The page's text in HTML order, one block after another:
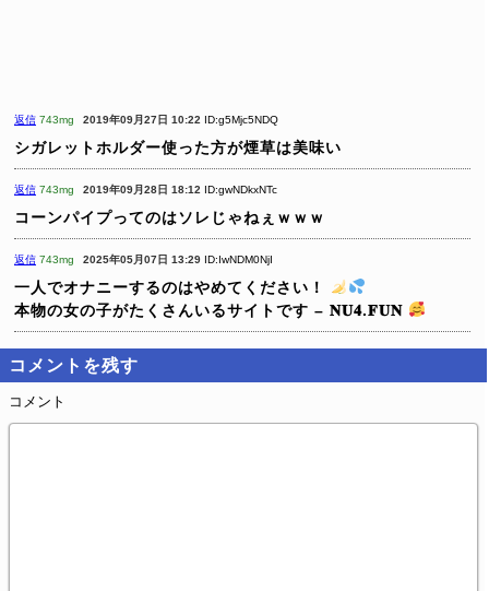
返信 743mg 2019年09月27日 10:22 ID:g5Mjc5NDQ
シガレットホルダー使った方が煙草は美味い
返信 743mg 2019年09月28日 18:12 ID:gwNDkxNTc
コーンパイプってのはソレじゃねぇｗｗｗ
返信 743mg 2025年05月07日 13:29 ID:IwNDM0NjI
一人でオナニーするのはやめてください！
本物の女の子がたくさんいるサイトです – 𝐍𝐔𝟒.𝐅𝐔𝐍
コメントを残す
コメント